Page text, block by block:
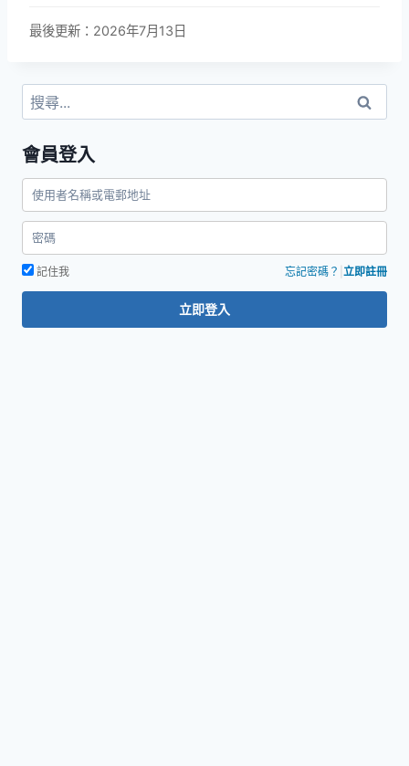
最後更新：2026年7月13日
搜
尋
鍵
字:
會員登入
記住我 忘記密碼？ 立即註冊
立即登入